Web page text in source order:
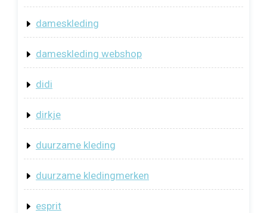
dameskleding
dameskleding webshop
didi
dirkje
duurzame kleding
duurzame kledingmerken
esprit